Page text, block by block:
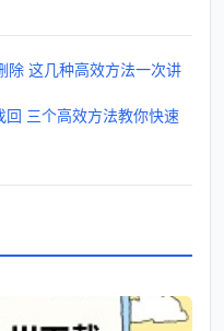
除 这几种高效方法一次讲
三个高效方法教你快速